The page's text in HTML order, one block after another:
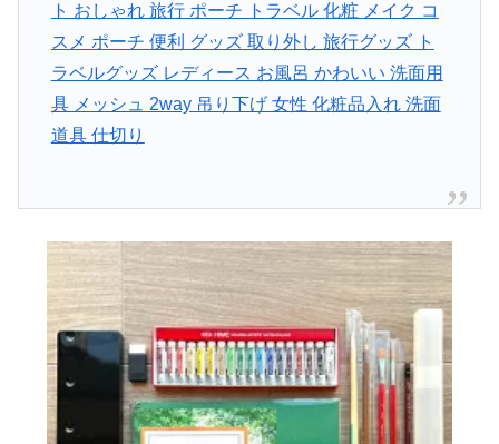
ト おしゃれ 旅行 ポーチ トラベル 化粧 メイク コ
スメ ポーチ 便利 グッズ 取り外し 旅行グッズ ト
ラベルグッズ レディース お風呂 かわいい 洗面用
具 メッシュ 2way 吊り下げ 女性 化粧品入れ 洗面
道具 仕切り